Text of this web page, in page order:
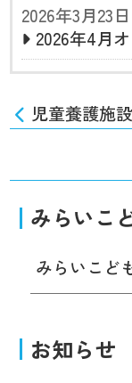
2026年3月23日
2026年4月
児童養護施
みらいこ
みらいこど
お知らせ